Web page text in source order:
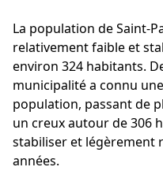
La population de Saint-
relativement faible et
environ 324 habitants.
municipalité a connu
population, passant de
un creux autour de 306
stabiliser et légèrement
années.